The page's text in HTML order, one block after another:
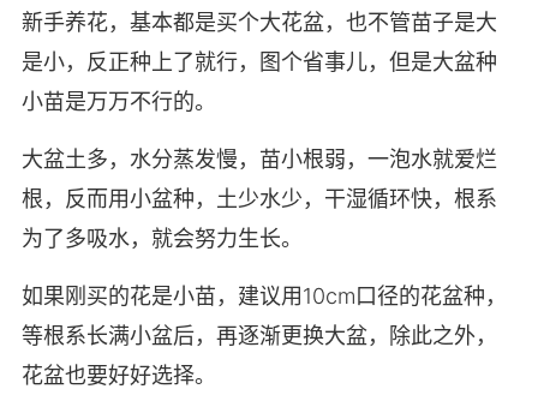
新手养花，基本都是买个大花盆，也不管苗子是大
是小，反正种上了就行，图个省事儿，但是大盆种
小苗是万万不行的。
大盆土多，水分蒸发慢，苗小根弱，一泡水就爱烂
根，反而用小盆种，土少水少，干湿循环快，根系
为了多吸水，就会努力生长。
如果刚买的花是小苗，建议用10cm口径的花盆种，
等根系长满小盆后，再逐渐更换大盆，除此之外，
花盆也要好好选择。